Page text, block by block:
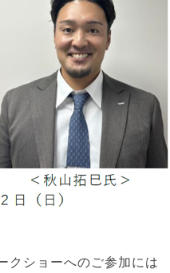
クショーへのご参加には